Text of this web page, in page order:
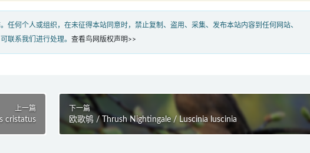
任何个人或组织，在未征得本站同意时，禁止复制、盗用、采集、发布本站内容到任何网站、
联系我们进行处理。 查看鸟网版权声明>>
上一篇
cristatus
下一篇
欧歌鸲 / Thrush Nightingale / Luscinia luscinia